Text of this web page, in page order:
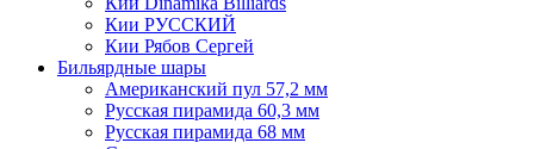
Кии РУССКИЙ
Кии Рябов Сергей
Бильярдные шары
Американский пул 57,2 мм
Русская пирамида 60,3 мм
Русская пирамида 68 мм